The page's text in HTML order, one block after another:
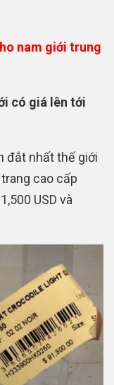
nam giới trung
có giá lên tới
đắt nhất thế giới
cao cấp
USD và